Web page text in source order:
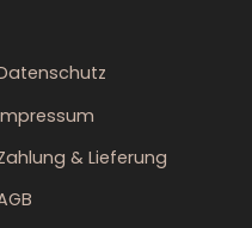
& Lieferung